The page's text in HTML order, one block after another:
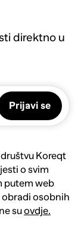
direktno u
Prijavi se
Koreqt
o svim
putem web
osobnih
suovdje.